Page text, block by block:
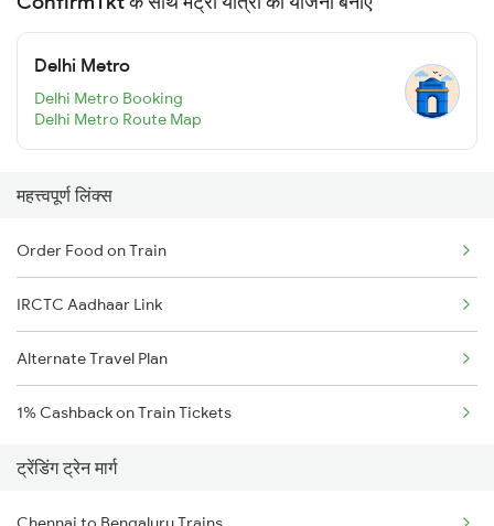
Delhi Metro
Delhi Metro Booking
Delhi Metro Route Map
महत्त्वपूर्ण लिंक्स
Order Food on Train
IRCTC Aadhaar Link
Alternate Travel Plan
1% Cashback on Train Tickets
ट्रेंडिंग ट्रेन मार्ग